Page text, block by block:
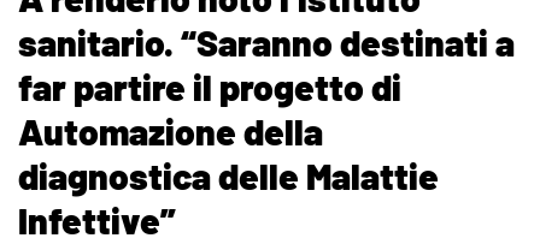
sanitario. “Saranno destinati a
far partire il progetto di
Automazione della
diagnostica delle Malattie
Infettive”